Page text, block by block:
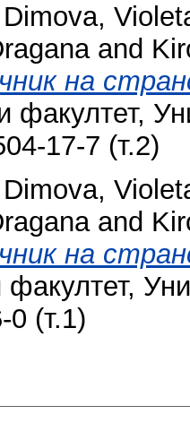
Dimova,
and
на
факултет,
17-7 (т.2)
Dimova,
and
на
0 (т.1)